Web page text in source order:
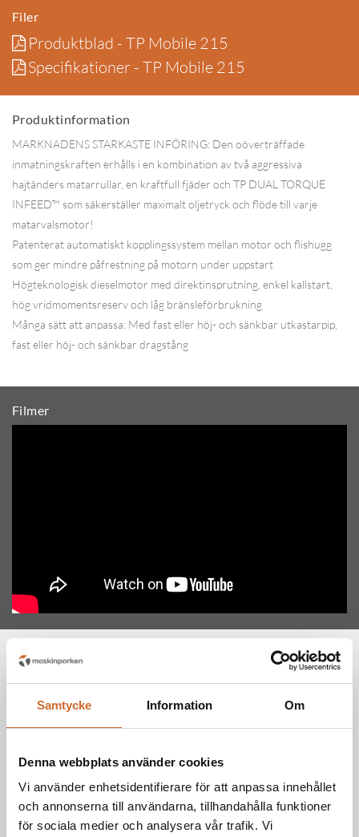
Samtycke Information Om
Denna webbplats använder cookies
Vi använder enhetsidentifierare för att anpassa innehållet
och annonserna till användarna, tillhandahålla funktioner
för sociala medier och analysera vår trafik. Vi
Filer
Produktblad - TP Mobile 215
Specifikationer - TP Mobile 215
Produktinformation
MARKNADENS STARKASTE INFÖRING: Den oöverträffade
inmatningskraften erhålls i en kombination av två aggressiva
hajtänders matarrullar, en kraftfull fjäder och TP DUAL TORQUE
INFEED™ som säkerställer maximalt oljetryck och flöde till varje
matarvalsmotor!
Patenterat automatiskt kopplingssystem mellan motor och flishugg
som ger mindre påfrestning på motorn under uppstart
Högteknologisk dieselmotor med direktinsprutning, enkel kallstart,
hög vridmomentsreserv och låg bränsleförbrukning
Många sätt att anpassa: Med fast eller höj- och sänkbar utkastarpip,
fast eller höj- och sänkbar dragstång
Filmer
Specifikationer
Hatz 3H50TICD
Bränsle Diesel